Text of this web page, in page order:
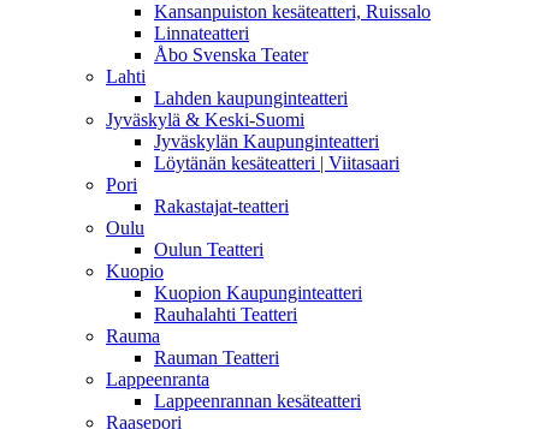
Kansanpuiston kesäteatteri, Ruissalo
Linnateatteri
Åbo Svenska Teater
Lahti
Lahden kaupunginteatteri
Jyväskylä & Keski-Suomi
Jyväskylän Kaupunginteatteri
Löytänän kesäteatteri | Viitasaari
Pori
Rakastajat-teatteri
Oulu
Oulun Teatteri
Kuopio
Kuopion Kaupunginteatteri
Rauhalahti Teatteri
Rauma
Rauman Teatteri
Lappeenranta
Lappeenrannan kesäteatteri
Raasepori